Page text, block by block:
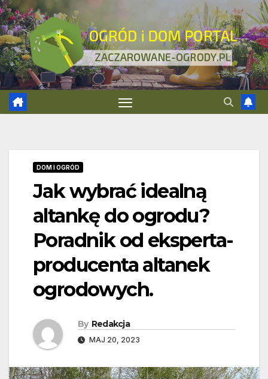
Skip
to
content
DOM I OGRÓD
Jak wybrać idealną
altankę do ogrodu?
Poradnik od eksperta-
producenta altanek
ogrodowych.
By Redakcja
MAJ 20, 2023